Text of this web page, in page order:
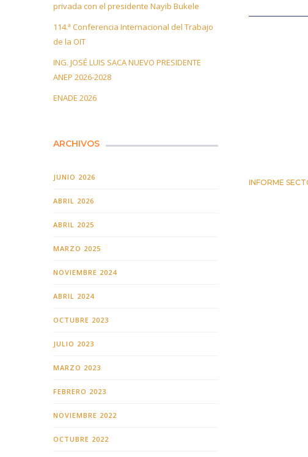
INFORME
privada con el presidente Nayib Bukele
114.ª Conferencia Internacional del Trabajo
de la OIT
ING. JOSÉ LUIS SACA NUEVO PRESIDENTE
ANEP 2026-2028
ENADE 2026
ARCHIVOS
JUNIO 2026
ABRIL 2026
ABRIL 2025
MARZO 2025
NOVIEMBRE 2024
ABRIL 2024
OCTUBRE 2023
JULIO 2023
MARZO 2023
FEBRERO 2023
NOVIEMBRE 2022
OCTUBRE 2022